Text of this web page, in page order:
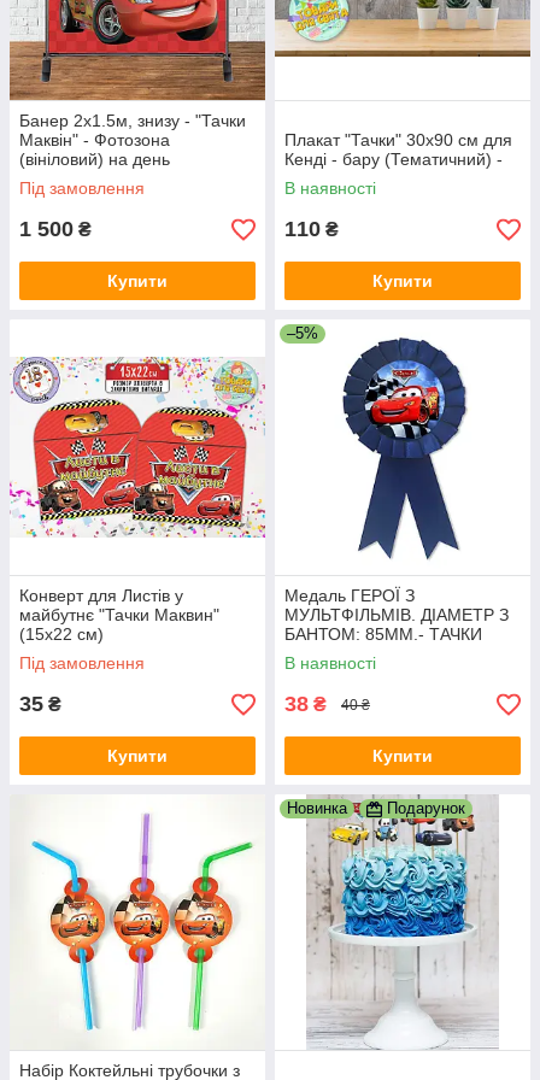
Банер 2х1.5м, знизу - "Тачки
Маквін" - Фотозона
(вініловий) на день
народження
Під замовлення
1 500 ₴
Купити
Плакат "Тачки" 30х90 см для
Кенді - бару (Тематичний) -
В наявності
110 ₴
Купити
Конверт для Листів у
майбутнє "Тачки Маквин"
(15х22 см)
Під замовлення
35 ₴
Купити
–5%
Медаль ГЕРОЇ З
МУЛЬТФІЛЬМІВ. ДІАМЕТР З
БАНТОМ: 85ММ.- ТАЧКИ
В наявності
38 ₴ 40 ₴
Купити
Набір Коктейльні трубочки з
Новинка Подарунок